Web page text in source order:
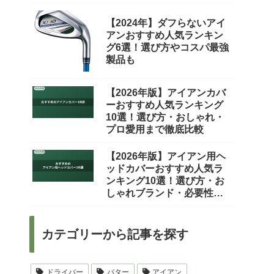
【2024年】ダフらないアイ
アンおすすめ人気ランキン
グ6選！選び方やコスパ最強
製品も
【2026年版】アイアンカバ
ーおすすめ人気ランキング
10選！選び方・おしゃれ・
プロ愛用まで徹底比較
【2026年版】アイアン用ヘ
ッドカバーおすすめ人気ラ
ンキング10選！選び方・お
しゃれブランド・必要性ま
カテゴリーから記事を探す
ドライバー パター アイアン